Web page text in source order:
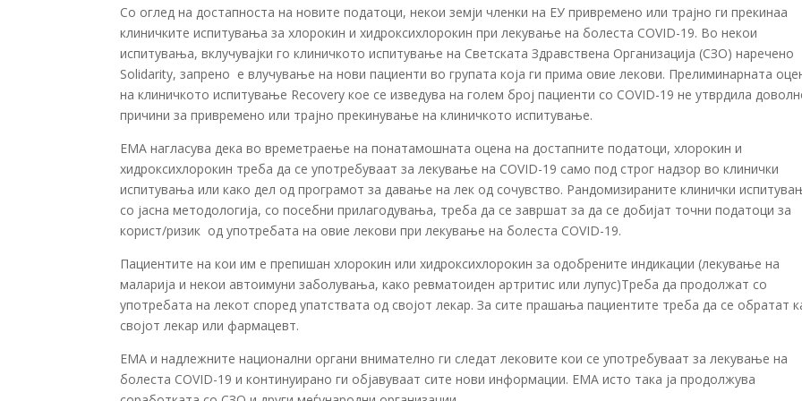
Со оглед на достапноста на новите податоци, некои земји членки на ЕУ привремено или трајно ги прекинаа
клиничките испитувања за хлорокин и хидроксихлорокин при лекување на болеста COVID-19. Во некои
испитувања, вклучувајки го клиничкото испитување на Светската Здравствена Организација (СЗО) наречено
Solidarity, запрено е влучување на нови пациенти во групата која ги прима овие лекови. Прелиминарната
на клиничкото испитување Recovery кое се изведува на голем број пациенти со COVID-19 не утврдила
причини за привремено или трајно прекинување на клиничкото испитување.
ЕМА нагласува дека во времетраење на понатамошната оцена на достапните податоци, хлорокин и
хидроксихлорокин треба да се употребуваат за лекување на COVID-19 само под строг надзор во клинички
испитувања или како дел од програмот за давање на лек од сочувство. Рандомизираните клинички
со јасна методологија, со посебни прилагодувања, треба да се завршат за да се добијат точни податоци за
корист/ризик од употребата на овие лекови при лекување на болеста COVID-19.
Пациентите на кои им е препишан хлорокин или хидроксихлорокин за одобрените индикации (лекување на
маларија и некои автоимуни заболувања, како ревматоиден артритис или лупус)Треба да продолжат со
употребата на лекот според упатствата од својот лекар. За сите прашања пациентите треба да се обратат
својот лекар или фармацевт.
ЕМА и надлежните национални органи внимателно ги следат лековите кои се употребуваат за лекување на
болеста COVID-19 и континуирано ги објавуваат сите нови информации. ЕМА исто така ја продолжува